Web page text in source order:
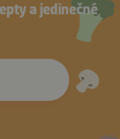
a jedinečné